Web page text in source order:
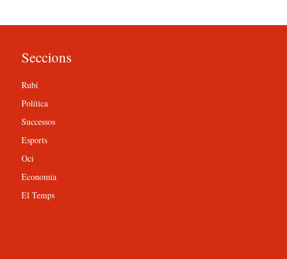
Seccions
Rubí
Política
Successos
Esports
Oci
Economia
El Temps